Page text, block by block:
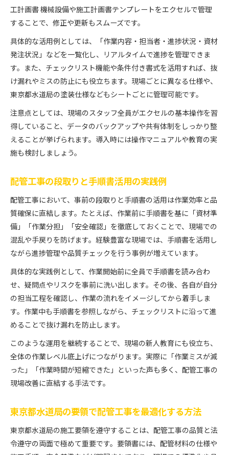
工計画書 機械設備や施工計画書テンプレートをエクセルで管理
することで、修正や更新もスムーズです。
具体的な活用例としては、「作業内容・担当者・進捗状況・資材
発注状況」などを一覧化し、リアルタイムで進捗を管理できま
す。また、チェックリスト機能や条件付き書式を活用すれば、抜
け漏れやミスの防止にも役立ちます。現場ごとに異なる仕様や、
東京都水道局の塗装仕様などもシートごとに管理可能です。
注意点としては、現場のスタッフ全員がエクセルの基本操作を習
得していること、データのバックアップや共有体制をしっかり整
えることが挙げられます。導入時には操作マニュアルや教育の実
施も検討しましょう。
配管工事の段取りと手順書活用の実践例
配管工事において、事前の段取りと手順書の活用は作業効率と品
質確保に直結します。たとえば、作業前に手順書を基に「資材準
備」「作業分担」「安全確認」を徹底しておくことで、現場での
混乱や手戻りを防げます。経験豊富な現場では、手順書を活用し
ながら進捗管理や品質チェックを行う事例が増えています。
具体的な実践例として、作業開始前に全員で手順書を読み合わ
せ、疑問点やリスクを事前に洗い出します。その後、各自が自分
の担当工程を確認し、作業の流れをイメージしてから着手しま
す。作業中も手順書を参照しながら、チェックリストに沿って進
めることで抜け漏れを防止します。
このような運用を継続することで、現場の新人教育にも役立ち、
全体の作業レベル底上げにつながります。実際に「作業ミスが減
った」「作業時間が短縮できた」といった声も多く、配管工事の
現場改善に直結する手法です。
東京都水道局の要領で配管工事を最適化する方法
東京都水道局の施工要領を遵守することは、配管工事の品質と法
令遵守の両面で極めて重要です。要領書には、配管材料の仕様や